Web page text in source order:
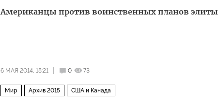
Американцы против воинственных планов элиты
6 МАЯ 2014, 18:21 0 73
Мир Архив 2015 США и Канада